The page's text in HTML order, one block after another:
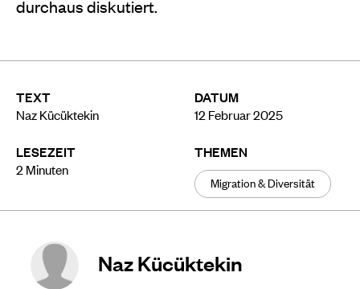
TEXT
Naz Kücüktekin
LESEZEIT
2 Minuten
DATUM
12 Februar 2025
THEMEN
Migration & Diversität
durchaus diskutiert.
Naz Kücüktekin